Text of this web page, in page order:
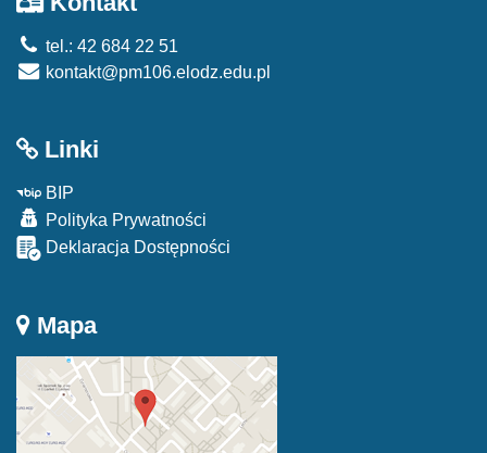
tel.: 42 684 22 51
kontakt@pm106.elodz.edu.pl
Linki
BIP
Polityka Prywatności
Deklaracja Dostępności
Mapa